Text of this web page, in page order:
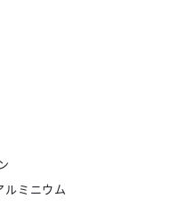
ミニウム